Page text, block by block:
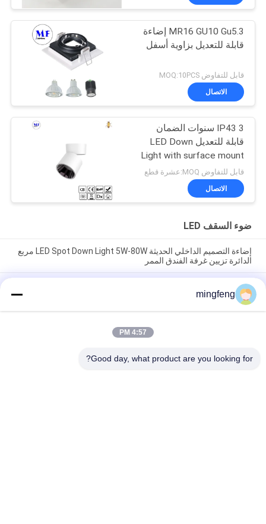
MR16 GU10 Gu5.3 إضاءة
قابلة للتعديل بزاوية أسفل
قابل للتفاوض MOQ:10PCS
الاتصال
IP43 3 سنوات الضمان
قابلة للتعديل LED Down
Light with surface mount
للاستخدام المنزلي لمراكز
التسوق
قابل للتفاوض MOQ:عشرة قطع
الاتصال
ضوء السقف LED
إضاءة التصميم الداخلي الحديثة LED Spot Down Light 5W-80W مربع
الدائرة تزيين غرفة الفندق الممر
الأضواء
استخدام الطاقة لغرفة المعيشة
فئات شعبية
mingfeng
4:57 PM
Good day, what product are you looking for?